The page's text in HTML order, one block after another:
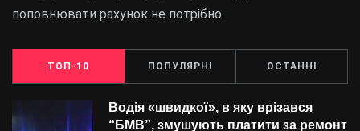
поповнювати рахунок не потрібно.
ТОП-10 ПОПУЛЯРНІ ОСТАННІ
Водія «швидкої», в яку врізався
“БMВ”, змушують платити за ремонт